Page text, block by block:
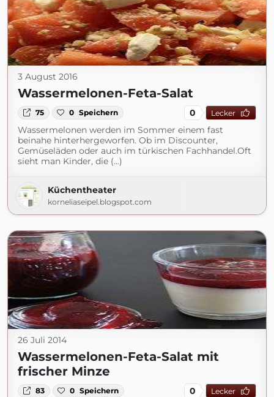
3 August 2016
Wassermelonen-Feta-Salat
75 0 Speichern 0 Lecker
Wassermelonen werden im Sommer einem fast
beinahe hinterhergeworfen. Ob im Discounter,
Gemüseläden oder auch im türkischen Fachhandel.Oft
sieht man Kinder, die (...)
Küchentheater
korneliaseipel.blogspot.com
26 Juli 2014
Wassermelonen-Feta-Salat mit
frischer Minze
83 0 Speichern 0 Lecker